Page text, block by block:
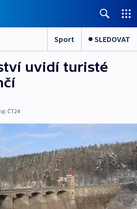
Sport SLEDOVAT
uvidí turisté
ČT24